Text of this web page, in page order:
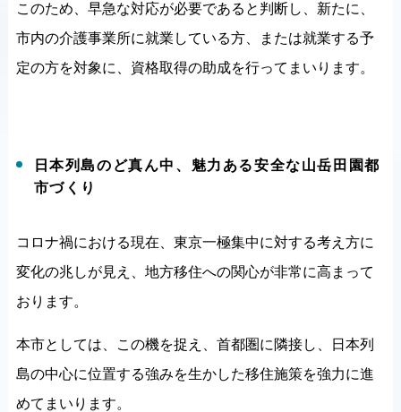
このため、早急な対応が必要であると判断し、新たに、
市内の介護事業所に就業している方、または就業する予
定の方を対象に、資格取得の助成を行ってまいります。
日本列島のど真ん中、魅力ある安全な山岳田園都
市づくり
コロナ禍における現在、東京一極集中に対する考え方に
変化の兆しが見え、地方移住への関心が非常に高まって
おります。
本市としては、この機を捉え、首都圏に隣接し、日本列
島の中心に位置する強みを生かした移住施策を強力に進
めてまいります。